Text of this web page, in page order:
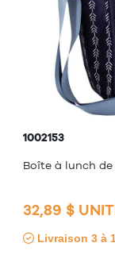
1002153
Boîte à lunch
32,89 $
Livraison 3 à